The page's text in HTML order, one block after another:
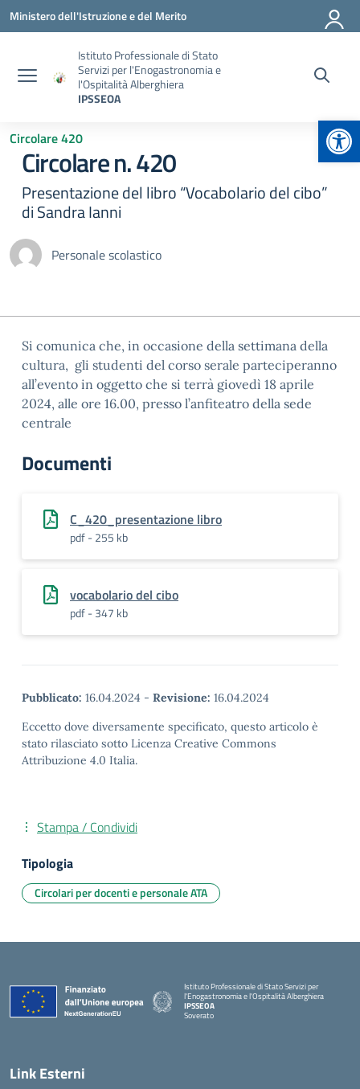
Vai ai contenuti
Vai al menu di navigazione
Vai al footer
Ministero dell'Istruzione e del Merito
Istituto Professionale di Stato
Servizi per l'Enogastronomia e
l'Ospitalità Alberghiera
IPSSEOA
Circolare 420
Circolare n. 420
Presentazione del libro “Vocabolario del cibo”
di Sandra Ianni
Personale scolastico
Si comunica che, in occasione della settimana della
cultura, gli studenti del corso serale parteciperanno
all’evento in oggetto che si terrà giovedì 18 aprile
2024, alle ore 16.00, presso l’anfiteatro della sede
centrale
Documenti
C_420_presentazione libro
pdf - 255 kb
vocabolario del cibo
pdf - 347 kb
Pubblicato: 16.04.2024 - Revisione: 16.04.2024
Eccetto dove diversamente specificato, questo articolo è
stato rilasciato sotto Licenza Creative Commons
Attribuzione 4.0 Italia.
Stampa / Condividi
Tipologia
Circolari per docenti e personale ATA
Istituto Professionale di Stato Servizi per
l'Enogastronomia e l'Ospitalità Alberghiera
IPSSEOA
Soverato
Link Esterni